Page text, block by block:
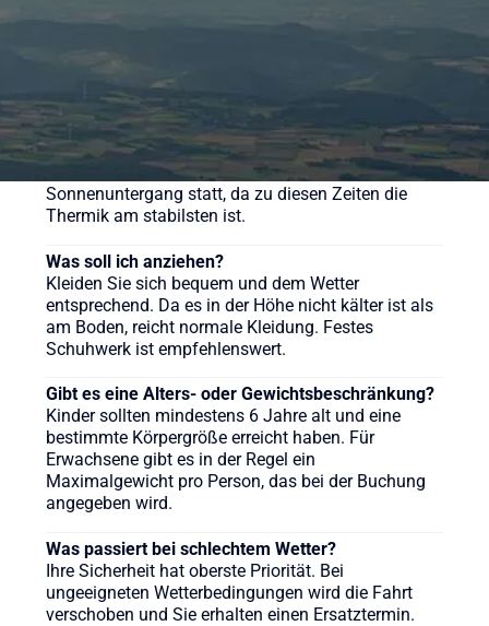
90 Minuten, das gesamte Erlebnis inklusive
Vorbereitung und Taufe dauert ca. 3-4 Stunden.
Wann ist die beste Zeit für eine Ballonfahrt?
Ballonfahrten finden meist früh morgens nach
Sonnenaufgang oder am späten Nachmittag vor
Sonnenuntergang statt, da zu diesen Zeiten die
Thermik am stabilsten ist.
Was soll ich anziehen?
Kleiden Sie sich bequem und dem Wetter
entsprechend. Da es in der Höhe nicht kälter ist als
am Boden, reicht normale Kleidung. Festes
Schuhwerk ist empfehlenswert.
Gibt es eine Alters- oder Gewichtsbeschränkung?
Kinder sollten mindestens 6 Jahre alt und eine
bestimmte Körpergröße erreicht haben. Für
Erwachsene gibt es in der Regel ein
Maximalgewicht pro Person, das bei der Buchung
angegeben wird.
Was passiert bei schlechtem Wetter?
Ihre Sicherheit hat oberste Priorität. Bei
ungeeigneten Wetterbedingungen wird die Fahrt
verschoben und Sie erhalten einen Ersatztermin.